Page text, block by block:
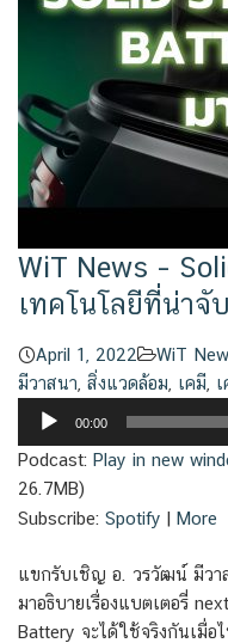
WiT News –
เทคโนโลยีที่น่าจั
April 1, 2022 WiT
มีวาสนา สิ่งแวดล้อม เคมี
Audio
00:00
Podcast: Play in new
26.7MB)
Subscribe: Spotify | More
แขกรับเชิญ อ. วรวัฒน์ มีวา
มาอธิบายเรื่องแบตเตอรี่
Battery จะได้ใช้จริงกันเมื่อ